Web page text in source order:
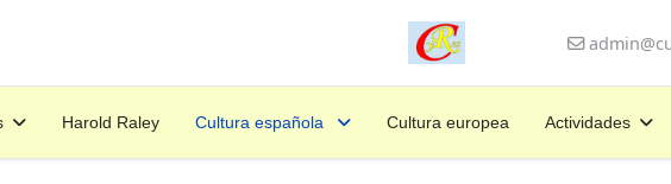
Harold Raley Cultura española Cultura europea Actividades